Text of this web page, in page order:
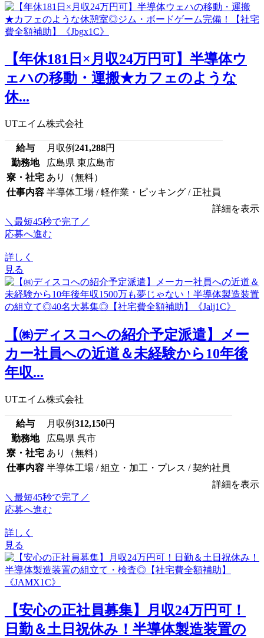
【年休181日×月収24万円可】半導体ウ
ェハの移動・運搬★カフェのような
休...
UTエイム株式会社
給与 月収例241,288円
勤務地
広島県 東広島市
寮・社宅 あり（無料）
仕事内容 半導体工場 / 軽作業・ピッキング / 正社員
詳細を表示
＼最短45秒で完了／
応募へ進む
詳しく
見る
【㈱ディスコへの紹介予定派遣】メー
カー社員への近道＆未経験から10年後
年収...
UTエイム株式会社
給与 月収例312,150円
勤務地
広島県 呉市
寮・社宅 あり（無料）
仕事内容 半導体工場 / 組立・加工・プレス / 契約社員
詳細を表示
＼最短45秒で完了／
応募へ進む
詳しく
見る
【安心の正社員募集】月収24万円可！
日勤＆土日祝休み！半導体製造装置の